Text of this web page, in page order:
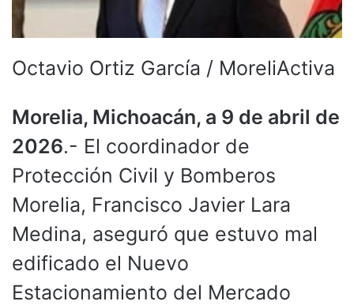
Octavio Ortiz García / MoreliActiva
Morelia, Michoacán, a 9 de abril de
2026.- El coordinador de
Protección Civil y Bomberos
Morelia, Francisco Javier Lara
Medina, aseguró que estuvo mal
edificado el Nuevo
Estacionamiento del Mercado